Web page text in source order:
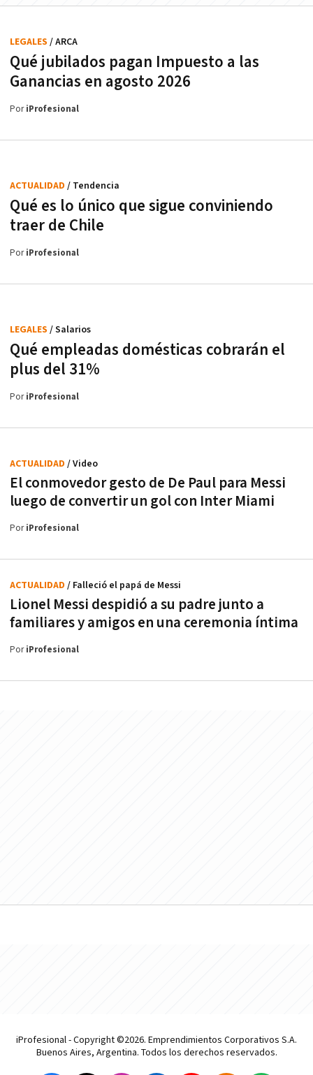
Qué jubilados pagan Impuesto a las
Ganancias en agosto 2026
LEGALES / ARCA
PoriProfesional
Qué es lo único que sigue conviniendo
traer de Chile
ACTUALIDAD / Tendencia
PoriProfesional
Qué empleadas domésticas cobrarán el
plus del 31%
LEGALES / Salarios
PoriProfesional
El conmovedor gesto de De Paul para Messi
luego de convertir un gol con Inter Miami
ACTUALIDAD / Video
PoriProfesional
Lionel Messi despidió a su padre junto a
familiares y amigos en una ceremonia íntima
ACTUALIDAD / Falleció el papá de Messi
PoriProfesional
iProfesional - Copyright ©2026. Emprendimientos Corporativos S.A.
Buenos Aires, Argentina. Todos los derechos reservados.